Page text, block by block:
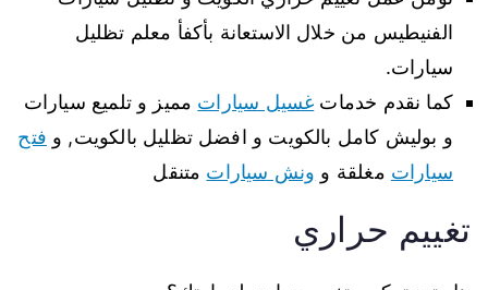
الفنيطيس من خلال الاستعانة بأكفأ معلم تظليل
سيارات.
كما نقدم خدمات غسيل سيارات مميز و تلميع سيارات
و بوليش كامل بالكويت و افضل تظليل بالكويت, و فتح
سيارات مغلقة و ونش سيارات متنقل
تغييم حراري